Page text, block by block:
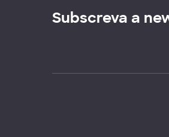
Subscreva a